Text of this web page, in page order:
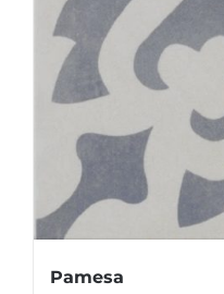
Pamesa